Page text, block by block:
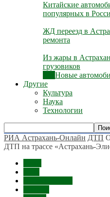
Китайские
популярных в
ЖД переезд в
ремонта
Из жары в
грузовиков
Новые
Другие
Культура
Наука
Технологии
РИА Астрахань-Онлайн ДТП
ДТП на трассе «Астрахань-